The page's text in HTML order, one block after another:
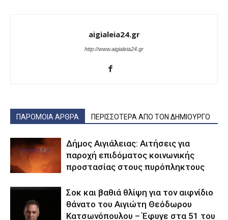
aigialeia24.gr
http://www.aigialeia24.gr
ΠΑΡΟΜΟΙΑ ΑΡΘΡΑ ΠΕΡΙΣΣΟΤΕΡΑ ΑΠΟ ΤΟΝ ΔΗΜΙΟΥΡΓΟ
Δήμος Αιγιάλειας: Αιτήσεις για
παροχή επιδόματος κοινωνικής
προστασίας στους πυρόπληκτους
Σοκ και βαθιά θλίψη για τον αιφνίδιο
θάνατο του Αιγιώτη Θεόδωρου
Κατσωνόπουλου – Έφυγε στα 51 του